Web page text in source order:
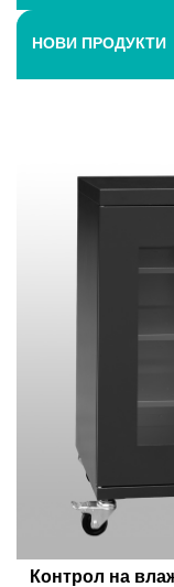
НОВИ ПРОДУКТИ
Контрол на